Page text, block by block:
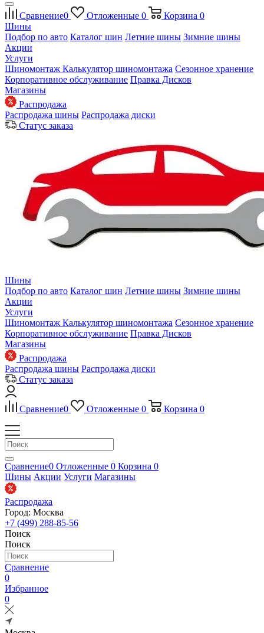
Сравнение0 Отложенные 0 Корзина 0
Шины
Подбор по авто Каталог шин Летние шины Зимние шины
Акции
Услуги
Шиномонтаж Калькулятор шиномонтажа Сезонное хранение
Корпоративное обслуживание Правка Дисков
Магазины
Распродажа
Распродажа шины Распродажа диски
Статус заказа
Шины
Подбор по авто Каталог шин Летние шины Зимние шины
Акции
Услуги
Шиномонтаж Калькулятор шиномонтажа Сезонное хранение
Корпоративное обслуживание Правка Дисков
Магазины
Распродажа
Распродажа шины Распродажа диски
Статус заказа
Сравнение0 Отложенные 0 Корзина 0
Сравнение0 Отложенные 0 Корзина 0
Шины Акции Услуги Магазины
Распродажа
Город: Москва
+7 (499) 288-85-56
Поиск
Поиск
Сравнение
0
Избранное
0